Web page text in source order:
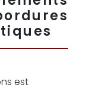
est